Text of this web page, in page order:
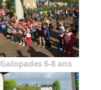
Galopades 6-8 ans